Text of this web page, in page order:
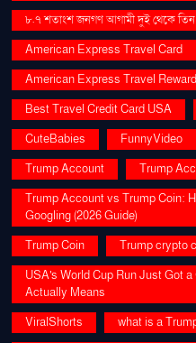
৮.৭ শতাংশ জনগণ আগামী দুই থেকে তিন
American Express Travel Card
American Express Travel
Best Travel Credit Card USA
CuteBabies
FunnyVideo
Trump Account
Trump
Trump Account vs Trump Coin:
Googling (2026 Guide)
Trump Coin
Trump crypto
USA's World Cup Run Just Got
Actually Means
ViralShorts
what is a